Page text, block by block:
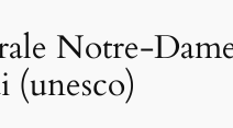
Notre-
(unesco)